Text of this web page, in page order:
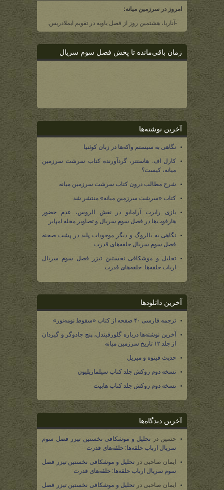
امروز در سرزمین میانه:
-آناریا، هشتمین روز از فصل یاویه در تقویم ایملادریس.
زمان باقی‌مانده تا پخش فصل سوم سریال
آخرین نوشته‌ها
نگاهی به سیستم واکه‌ها در زبان کوئنیا
کارل اف. هاستتر، گردآورنده کتاب سرشت سرزمین
میانه، کیست؟
شرح مطالب درون کتاب سرشت سرزمین میانه
کتاب «سرشت سرزمین میانه» منتشر شد
بازی رابرت آرامایو در نقش الروس، عدم حضور
هارفوت‌ها در فصل سوم سریال و تصاویر مجله امپایر
نگاهی به بالروگ و دیگر موجودات پلید در پشت صحنه
فصل سوم سریال حلقه‌های قدرت
تحلیل و موشکافی نخستین تیزر فصل سوم سریال
ارباب حلقه‌ها: حلقه‌های قدرت
آخرین دانلودها
ترجمه فارسی ۴۰ صفحه از کتاب «سقوط نومه‌نور»
آخرین نوشته‌ها درباره گلورفیندل، پنج جادوگر و گیردان
از جلد ۱۲ تاریخ سرزمین میانه
حدیث فینوه و میریل
نسخه دوم روکش جلد کتاب سیلماریلیون
نسخه دوم روکش جلد کتاب هابیت
آخرین دیدگاه‌ها
حسین در تحلیل و موشکافی نخستین تیزر فصل سوم
سریال ارباب حلقه‌ها: حلقه‌های قدرت
ایمان صاحبی در تحلیل و موشکافی نخستین تیزر فصل
سوم سریال ارباب حلقه‌ها: حلقه‌های قدرت
ایمان صاحبی در تحلیل و موشکافی نخستین تیزر فصل